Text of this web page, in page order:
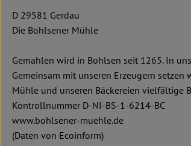
D 29581 Gerdau
Die Bohlsener Mühle
Gemahlen wird in Bohlsen seit 1265. In
Gemeinsam mit unseren Erzeugern
Mühle und unseren Bäckereien vielfältige
Kontrollnummer D-NI-BS-1-6214-BC
www.bohlsener-muehle.de
(Daten von Ecoinform)